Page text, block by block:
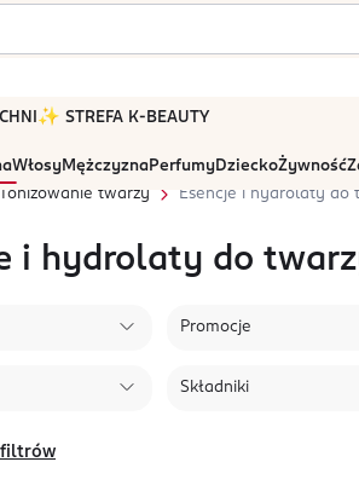
✨ STREFA K-BEAUTY
WłosyMężczyznaPerfumyDzieckoŻywność
Tonizowanie twarzy Esencje i hydrolaty do
i hydrolaty do
Promocje
Składniki
filtrów